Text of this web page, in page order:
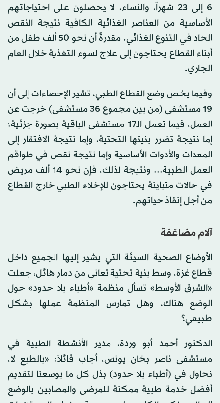
6 إلى 23 شهراً، والنساء، لا يحصلون على احتياجاتهم
الأساسية من العناصر الغذائية الكافية نتيجة النقص
الحاد في التنوع الغذائي. مقدرةً أن نحو 50 ألف طفل من
أبناء القطاع يحتاجون إلى علاج لسوء التغذية خلال العام
الجاري.
وفيما يخص وضع القطاع الطبي، تشير الإحصاءات إلى أن
19 مستشفى (من بين مجموع 36 مستشفى) خرجت عن
العمل، فيما تعمل الـ17 مستشفى الباقية بصورة جزئية؛
إما نتيجة تضرر بنيتها التحتية، وإما نتيجة الافتقار إلى
المعدات والأدوات الأساسية وإما نتيجة نقص في طواقم
العمل الطبية... ونتيجة لذلك، فإن نحو 14 ألف مريض
في حالات متباينة يحتاجون للإخلاء الطبي خارج القطاع
من أجل إنقاذ حياتهم.
آلام مضاعَفة
الأوضاع الصحية السيئة التي يشير إليها الجميع داخل
قطاع غزة، وسط بنية تحتية تعاني من دمار هائل، جعلت
«الشرق الأوسط» تسأل منظمة «أطباء بلا حدود» حول
الوضع هناك، وهل تمارس المنظمة عملها بشكل
طبيعي؟
الدكتور أحمد أبو وردة، مدير الأنشطة الطبية في
مستشفى ناصر بخان يونس، أجاب قائلاً: «بالطبع لا،
نحاول في (أطباء بلا حدود) بذل كل ما بوسعنا لتقديم
أفضل خدمة طبية ممكنة للمرضى والمصابين بالوضع